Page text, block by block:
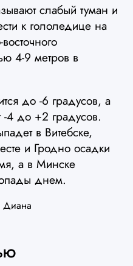
слабый туман и
к гололедице на
4-9 метров в
до -6 градусов, а
-4 до +2 градусов.
в Витебске,
и Гродно осадки
а в Минске
днем.
Диана